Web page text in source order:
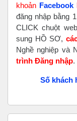
khoản Facebook
đăng nhập bằng
CLICK chuột
sung HỒ SƠ,
Nghề nghiệp và
trình Đăng nhập.
Số khách